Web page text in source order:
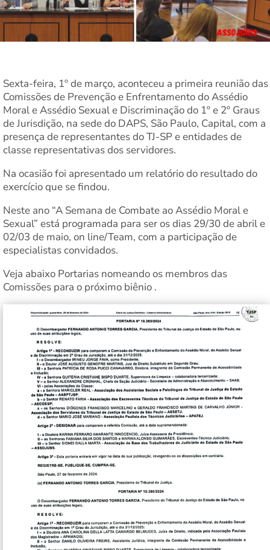
Sexta-feira, 1º de março, aconteceu a primeira reunião das
Comissões de Prevenção e Enfrentamento do Assédio
Moral e Assédio Sexual e Discriminação do 1º e 2º Graus
de Jurisdição, na sede do DAPS, São Paulo, Capital, com a
presença de representantes do TJ-SP e entidades de
classe representativas dos servidores.
Na ocasião foi apresentado um relatório do resultado do
exercício que se findou.
⁠Neste ano “A Semana de Combate ao Assédio Moral e
Sexual” está programada para ser os dias 29/30 de abril e
02/03 de maio, on line/Team, com a participação de
especialistas convidados.
⁠Veja abaixo Portarias nomeando os membros das
Comissões para o próximo biênio .